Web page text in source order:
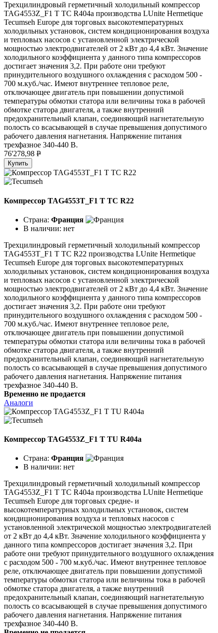
Трехцилиндровый герметичный холодильный компрессор
TAG4553Z_F1 T TC R404a производства LUnite Hermetique
Tecumseh Europe для торговых высокотемпературных
холодильных установок, систем кондиционирования воздуха
и тепловых насосов с установленной электрической
мощностью электродвигателей от 2 кВт до 4,4 кВт. Значение
холодильного коэффициента у данного типа компрессоров
достигает значения 3,2. При работе они требуют
принудительного воздушного охлаждения с расходом 500 -
700 м.куб./час. Имеют внутреннее тепловое реле,
отключающее двигатель при повышении допустимой
температуры обмотки статора или величины тока в рабочей
обмотке статора двигателя, а также внутренний
предохранительный клапан, соединяющий нагнетательную
полость со всасывающей в случае превышения допустимого
рабочего давления нагнетания. Напряжение питания
трехфазное 340-440 В.
76'278,98 P
Купить
Компрессор TAG4553T_F1 T TC R22
Страна: Франция
В наличии: нет
Трехцилиндровый герметичный холодильный компрессор
TAG4553T_F1 T TC R22 производства LUnite Hermetique
Tecumseh Europe для торговых высокотемпературных
холодильных установок, систем кондиционирования воздуха
и тепловых насосов с установленной электрической
мощностью электродвигателей от 2 кВт до 4,4 кВт. Значение
холодильного коэффициента у данного типа компрессоров
достигает значения 3,2. При работе они требуют
принудительного воздушного охлаждения с расходом 500 -
700 м.куб./час. Имеют внутреннее тепловое реле,
отключающее двигатель при повышении допустимой
температуры обмотки статора или величины тока в рабочей
обмотке статора двигателя, а также внутренний
предохранительный клапан, соединяющий нагнетательную
полость со всасывающей в случае превышения допустимого
рабочего давления нагнетания. Напряжение питания
трехфазное 340-440 В.
Временно не продается
Аналоги
Компрессор TAG4553Z_F1 T TU R404a
Страна: Франция
В наличии: нет
Трехцилиндровый герметичный холодильный компрессор
TAG4553Z_F1 T TC R404a производства LUnite Hermetique
Tecumseh Europe для торговых средне- и
высокотемпературных холодильных установок, систем
кондиционирования воздуха и тепловых насосов с
установленной электрической мощностью электродвигателей
от 2 кВт до 4,4 кВт. Значение холодильного коэффициента у
данного типа компрессоров достигает значения 3,2. При
работе они требуют принудительного воздушного охлаждения
с расходом 500 - 700 м.куб./час. Имеют внутреннее тепловое
реле, отключающее двигатель при повышении допустимой
температуры обмотки статора или величины тока в рабочей
обмотке статора двигателя, а также внутренний
предохранительный клапан, соединяющий нагнетательную
полость со всасывающей в случае превышения допустимого
рабочего давления нагнетания. Напряжение питания
трехфазное 340-440 В.